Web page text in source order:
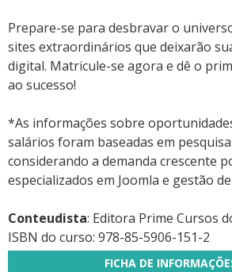
Prepare-se para desbravar o
sites extraordinários que deixarão
digital. Matricule-se agora e dê o
ao sucesso!
*As informações sobre
salários foram baseadas em
considerando a demanda crescente
especializados em Joomla e gestão
Conteudista: Editora Prime Cursos
ISBN do curso: 978-85-5906-151-2
FICHA DE